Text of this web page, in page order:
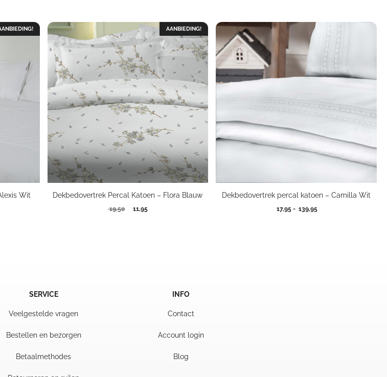
Wit
AANBIEDING!
Dekbedovertrek Percal Katoen – Flora Blauw
19,50
Oorspronkelijke
11,95Huidige
Dekbedovertrek percal katoen – Camilla Wit
17,95 - 139,95
SERVICE
Veelgestelde vragen
Bestellen en bezorgen
Betaalmethodes
INFO
Contact
Account login
Blog